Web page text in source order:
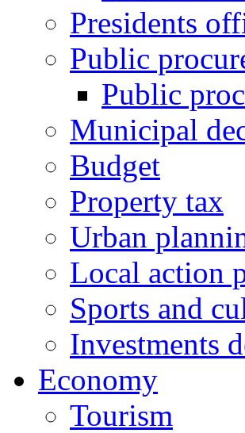
Presidents
Public
Public
Municipal
Budget
Property tax
Urban
Local action
Sports and
Investments
Economy
Tourism